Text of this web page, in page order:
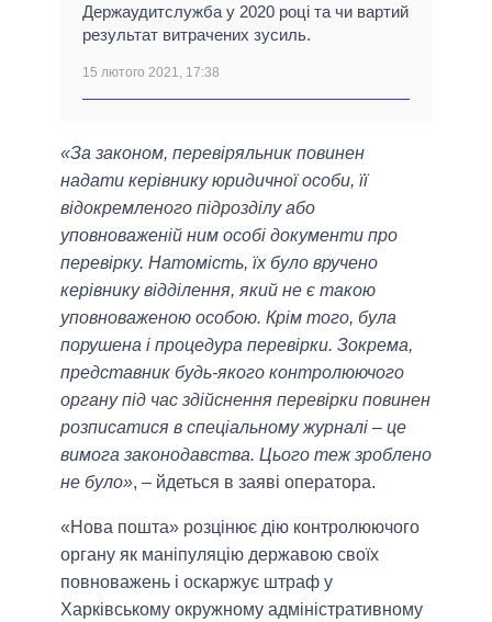
Держаудитслужба у 2020 році та чи вартий
результат витрачених зусиль.
15 лютого 2021, 17:38
«За законом, перевіряльник повинен
надати керівнику юридичної особи, її
відокремленого підрозділу або
уповноваженій ним особі документи про
перевірку. Натомість, їх було вручено
керівнику відділення, який не є такою
уповноваженою особою. Крім того, була
порушена і процедура перевірки. Зокрема,
представник будь-якого контролюючого
органу під час здійснення перевірки повинен
розписатися в спеціальному журналі – це
вимога законодавства. Цього теж зроблено
не було», – йдеться в заяві оператора.
«Нова пошта» розцінює дію контролюючого
органу як маніпуляцію державою своїх
повноважень і оскаржує штраф у
Харківському окружному адміністративному